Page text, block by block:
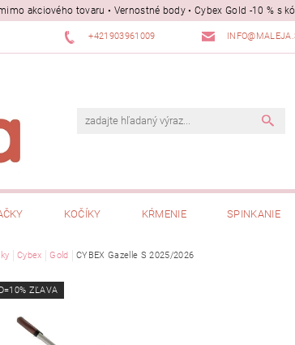
akciového tovaru • Vernostné body • Cybex Gold -10 % s
+421903961009
KOČÍKY KŔMENIE SPINKANIE
Cybex Gold CYBEX Gazelle S 2025/2026
ZĽAVA